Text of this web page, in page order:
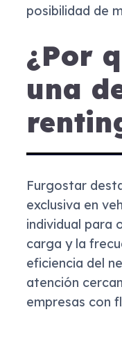
posibilidad de
¿Por
una
Furgostar
exclusiva en
individual para
carga y la
eficiencia del
atención
empresas con